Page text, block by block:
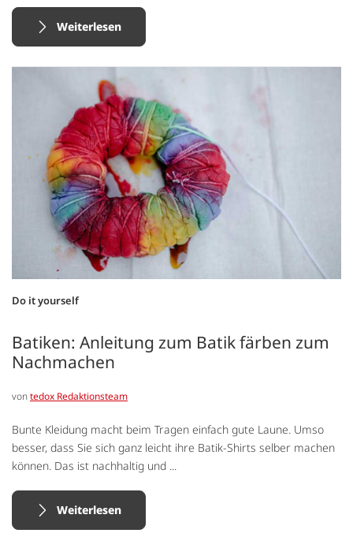
Weiterlesen
Do it yourself
Batiken: Anleitung zum Batik färben zum
Nachmachen
vontedox Redaktionsteam
Bunte Kleidung macht beim Tragen einfach gute Laune. Umso
besser, dass Sie sich ganz leicht ihre Batik-Shirts selber machen
können. Das ist nachhaltig und ...
Weiterlesen